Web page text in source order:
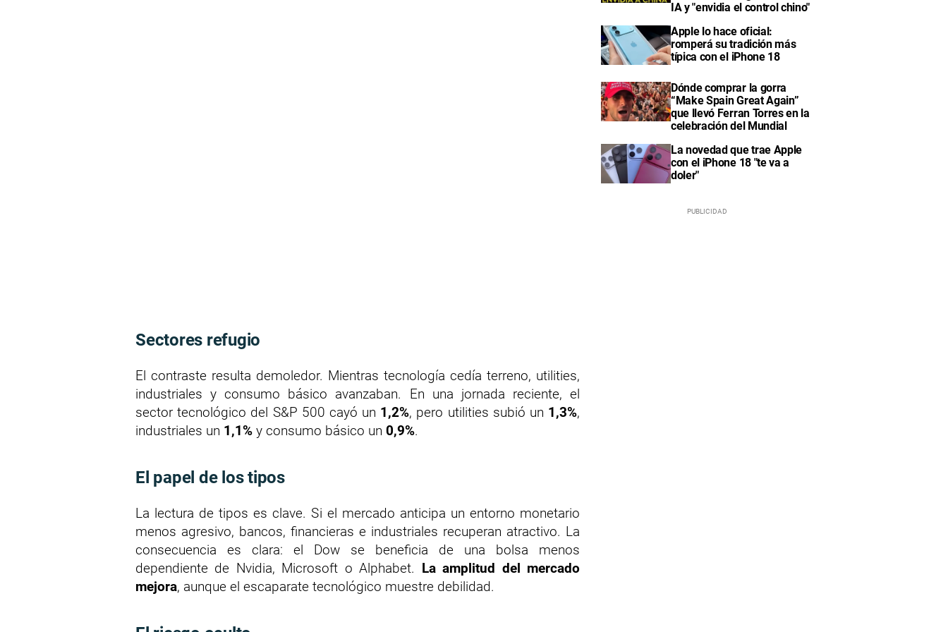
Sectores refugio
El contraste resulta demoledor. Mientras tecnología cedía terreno, utilities,
industriales y consumo básico avanzaban. En una jornada reciente, el
sector tecnológico del S&P 500 cayó un 1,2%, pero utilities subió un 1,3%,
industriales un 1,1% y consumo básico un 0,9%.
El papel de los tipos
La lectura de tipos es clave. Si el mercado anticipa un entorno monetario
menos agresivo, bancos, financieras e industriales recuperan atractivo. La
consecuencia es clara: el Dow se beneficia de una bolsa menos
dependiente de Nvidia, Microsoft o Alphabet. La amplitud del mercado
mejora, aunque el escaparate tecnológico muestre debilidad.
IA y "envidia el control chino"
Apple lo hace oficial:
romperá su tradición más
típica con el iPhone 18
Dónde comprar la gorra
“Make Spain Great Again”
que llevó Ferran Torres en la
celebración del Mundial
La novedad que trae Apple
con el iPhone 18 "te va a
doler"